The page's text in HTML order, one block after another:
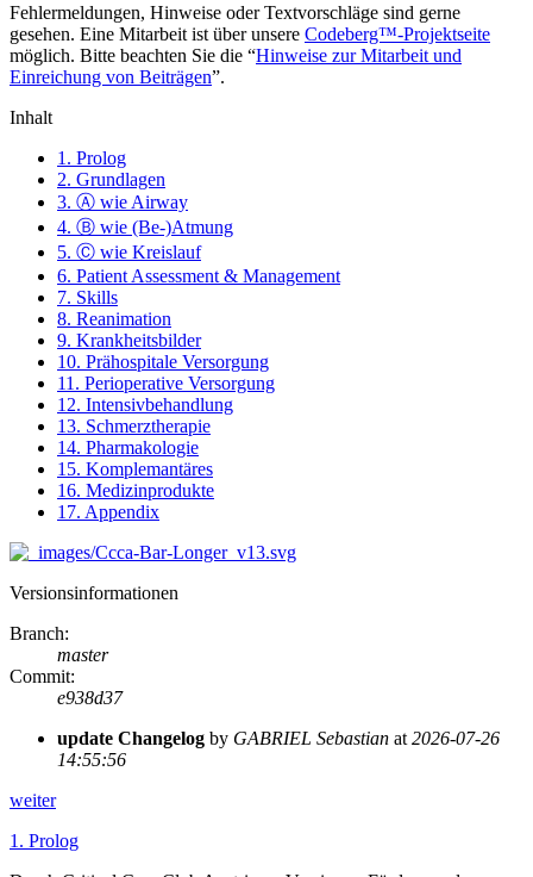
Fehlermeldungen, Hinweise oder Textvorschläge sind gerne
gesehen. Eine Mitarbeit ist über unsere Codeberg™-Projektseite
möglich. Bitte beachten Sie die “Hinweise zur Mitarbeit und
Einreichung von Beiträgen”.
Inhalt
1. Prolog
2. Grundlagen
3. Ⓐ wie Airway
4. Ⓑ wie (Be-)Atmung
5. Ⓒ wie Kreislauf
6. Patient Assessment & Management
7. Skills
8. Reanimation
9. Krankheitsbilder
10. Prähospitale Versorgung
11. Perioperative Versorgung
12. Intensivbehandlung
13. Schmerztherapie
14. Pharmakologie
15. Komplemantäres
16. Medizinprodukte
17. Appendix
Versionsinformationen
Branch:
master
Commit:
e938d37
update Changelog by GABRIEL Sebastian at 2026-07-26
14:55:56
weiter
1. Prolog